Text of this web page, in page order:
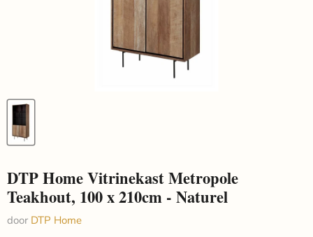
DTP Home Vitrinekast Metropole
Teakhout, 100 x 210cm - Naturel
door DTP Home